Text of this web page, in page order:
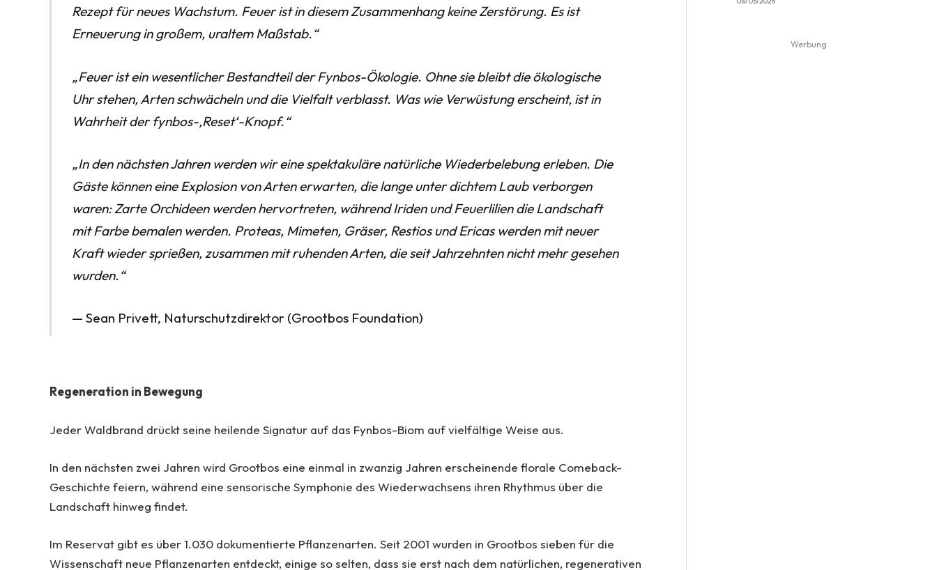
Rezept für neues Wachstum. Feuer ist in diesem Zusammenhang keine Zerstörung. Es ist
Erneuerung in großem, uraltem Maßstab.“
„Feuer ist ein wesentlicher Bestandteil der Fynbos-Ökologie. Ohne sie bleibt die ökologische
Uhr stehen, Arten schwächeln und die Vielfalt verblasst. Was wie Verwüstung erscheint, ist in
Wahrheit der fynbos-‚Reset‘-Knopf.“
„In den nächsten Jahren werden wir eine spektakuläre natürliche Wiederbelebung erleben. Die
Gäste können eine Explosion von Arten erwarten, die lange unter dichtem Laub verborgen
waren: Zarte Orchideen werden hervortreten, während Iriden und Feuerlilien die Landschaft
mit Farbe bemalen werden. Proteas, Mimeten, Gräser, Restios und Ericas werden mit neuer
Kraft wieder sprießen, zusammen mit ruhenden Arten, die seit Jahrzehnten nicht mehr gesehen
wurden.“
— Sean Privett, Naturschutzdirektor (Grootbos Foundation)
Regeneration in Bewegung
Jeder Waldbrand drückt seine heilende Signatur auf das Fynbos-Biom auf vielfältige Weise aus.
In den nächsten zwei Jahren wird Grootbos eine einmal in zwanzig Jahren erscheinende florale Comeback-
Geschichte feiern, während eine sensorische Symphonie des Wiederwachsens ihren Rhythmus über die
Landschaft hinweg findet.
Im Reservat gibt es über 1.030 dokumentierte Pflanzenarten. Seit 2001 wurden in Grootbos sieben für die
Wissenschaft neue Pflanzenarten entdeckt, einige so selten, dass sie erst nach dem natürlichen, regenerativen
Werbung